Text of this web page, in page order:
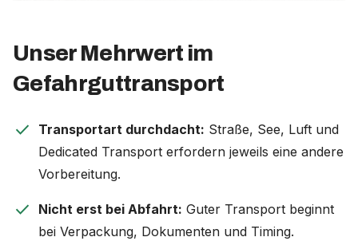
Unser Mehrwert im
Gefahrguttransport
check Transportart durchdacht: Straße, See, Luft und
Dedicated Transport erfordern jeweils eine andere
Vorbereitung.
check Nicht erst bei Abfahrt: Guter Transport beginnt
bei Verpackung, Dokumenten und Timing.